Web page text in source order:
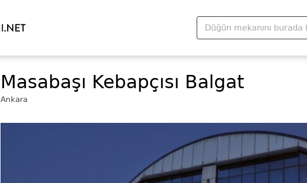
Masabaşı Kebapçısı Balgat
Ankara